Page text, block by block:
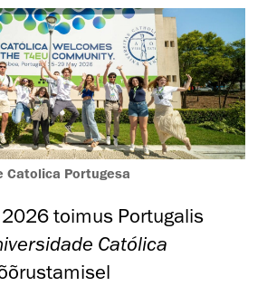
Catolica Portugesa
toimus Portugalis
Católica